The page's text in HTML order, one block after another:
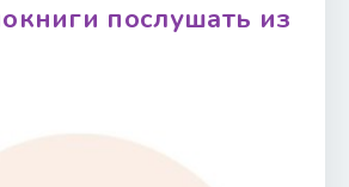
послушать из